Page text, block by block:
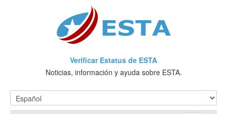
Verificar Estatus de ESTA
Noticias, información y ayuda sobre ESTA.